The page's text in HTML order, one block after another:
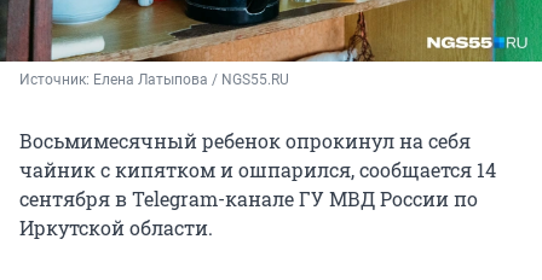
Источник: Елена Латыпова / NGS55.RU
Восьмимесячный ребенок опрокинул на себя
чайник с кипятком и ошпарился, сообщается 14
сентября в Telegram-канале ГУ МВД России по
Иркутской области.